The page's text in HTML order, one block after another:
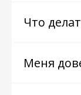
Что
Меня